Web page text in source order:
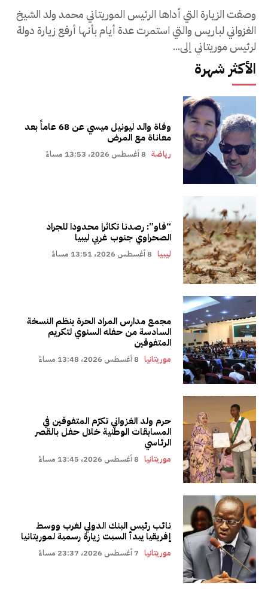
وصفت الزيارة التي أداها الرئيس الموريتاني محمد ولد الشيخ
الغزواني لباريس والتي استمرت عدة أيام بأنها أرفع زيارة دولة
لرئيس موريتاني إلى...
الأكثر شهرة
وفاة والد ليونيل ميسي عن 68 عاماً بعد
معاناة مع المرض
رياضة 8 أغسطس 2026، 13:53 مساءً
“فاو”: رصدنا تكاثرا محدودا للجراد
الصحراوي جنوب غربي ليبيا
ليبيا 8 أغسطس 2026، 13:51 مساءً
مجمع مدارس المراد الحرة ينظم النسخة
السادسة من حفله السنوي لتكريم
المتفوقين
موريتانيا 8 أغسطس 2026، 13:48 مساءً
حرم ولد الغزواني تكرّم المتفوقين في
المسابقات الوطنية خلال حفل بالقصر
الرئاسي
موريتانيا 8 أغسطس 2026، 13:45 مساءً
نائب رئيس البنك الدولي لغرب ووسط
إفريقيا يبدأ السبت زيارة رسمية لموريتانيا
موريتانيا 7 أغسطس 2026، 23:37 مساءً